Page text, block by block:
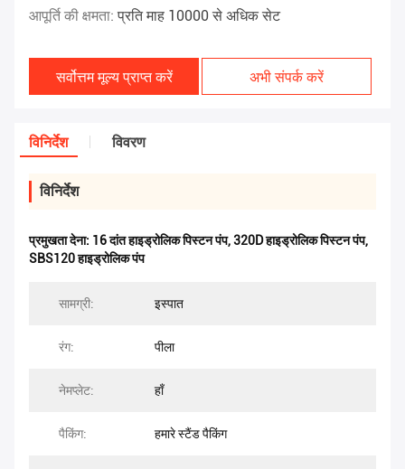
आपूर्ति की क्षमता:प्रति माह 10000 से अधिक सेट
सर्वोत्तम मूल्य प्राप्त करें अभी संपर्क करें
विनिर्देश विवरण
विनिर्देश
प्रमुखता देना: 16 दांत हाइड्रोलिक पिस्टन पंप,320D हाइड्रोलिक पिस्टन पंप,
SBS120 हाइड्रोलिक पंप
सामग्री: इस्पात
रंग: पीला
नेमप्लेट: हाँ
पैकिंग: हमारे स्टैंड पैकिंग